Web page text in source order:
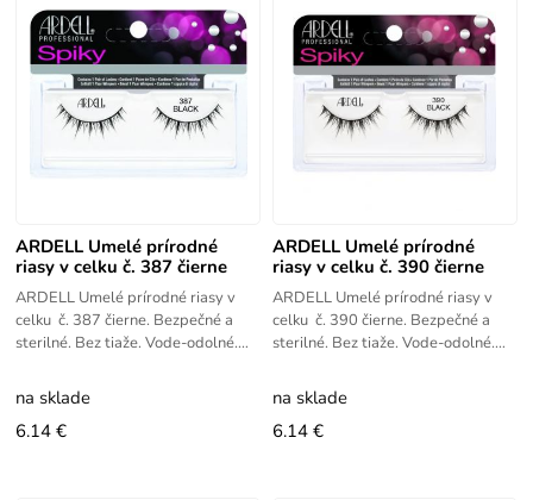
ARDELL Umelé prírodné
riasy v celku č. 387 čierne
ARDELL Umelé prírodné riasy v
celku č. 387 čierne. Bezpečné a
sterilné. Bez tiaže. Vode-odolné.
na sklade
6.14 €
ARDELL Umelé prírodné
riasy v celku č. 390 čierne
ARDELL Umelé prírodné riasy v
celku č. 390 čierne. Bezpečné a
sterilné. Bez tiaže. Vode-odolné.
na sklade
6.14 €